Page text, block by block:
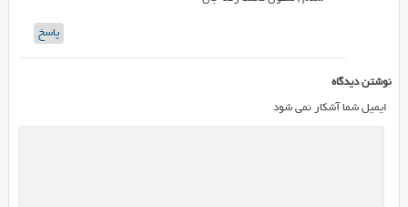
پاسخ
نوشتن دیدگاه
ایمیل شما آشکار نمی شود